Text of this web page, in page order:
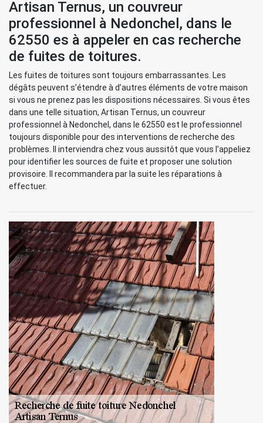
Artisan Ternus, un couvreur
professionnel à Nedonchel, dans le
62550 es à appeler en cas recherche
de fuites de toitures.
Les fuites de toitures sont toujours embarrassantes. Les
dégâts peuvent s’étendre à d’autres éléments de votre maison
si vous ne prenez pas les dispositions nécessaires. Si vous êtes
dans une telle situation, Artisan Ternus, un couvreur
professionnel à Nedonchel, dans le 62550 est le professionnel
toujours disponible pour des interventions de recherche des
problèmes. Il interviendra chez vous aussitôt que vous l’appeliez
pour identifier les sources de fuite et proposer une solution
provisoire. Il recommandera par la suite les réparations à
effectuer.